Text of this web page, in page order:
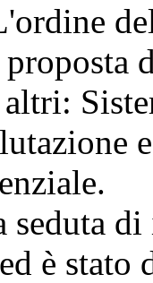
seduta
è